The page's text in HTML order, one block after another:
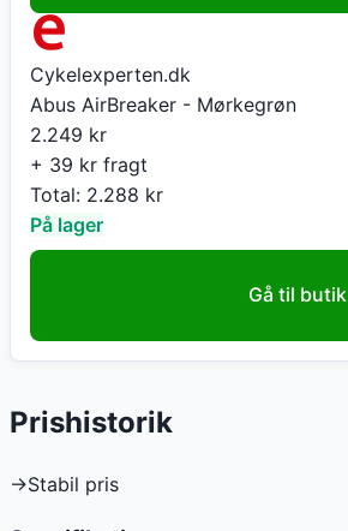
Cykelexperten.dk
Abus AirBreaker - Mørkegrøn
2.249 kr
+ 39 kr fragt
Total: 2.288 kr
På lager
Gå til butik
Prishistorik
→Stabil pris